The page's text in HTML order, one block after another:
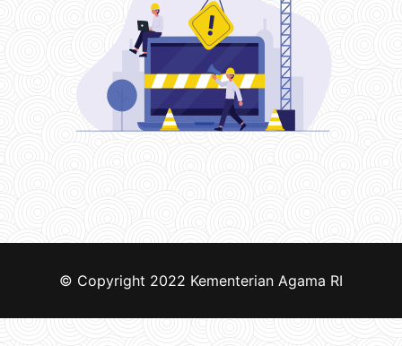
© Copyright 2022 Kementerian Agama RI